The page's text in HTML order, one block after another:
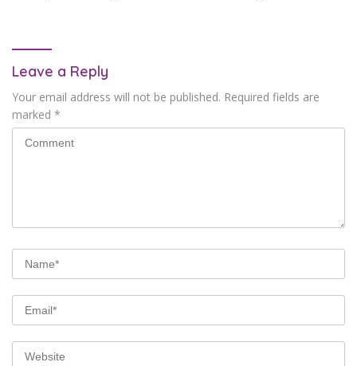
Leave a Reply
Your email address will not be published. Required fields are
marked *